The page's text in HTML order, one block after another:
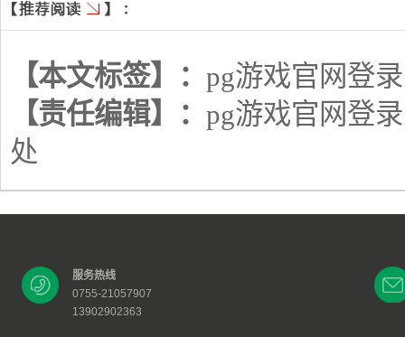
【本文标签】： pg游戏官网登
【责任编辑】： pg游戏官网登
处
服务热线
0755-21057907
13902902363